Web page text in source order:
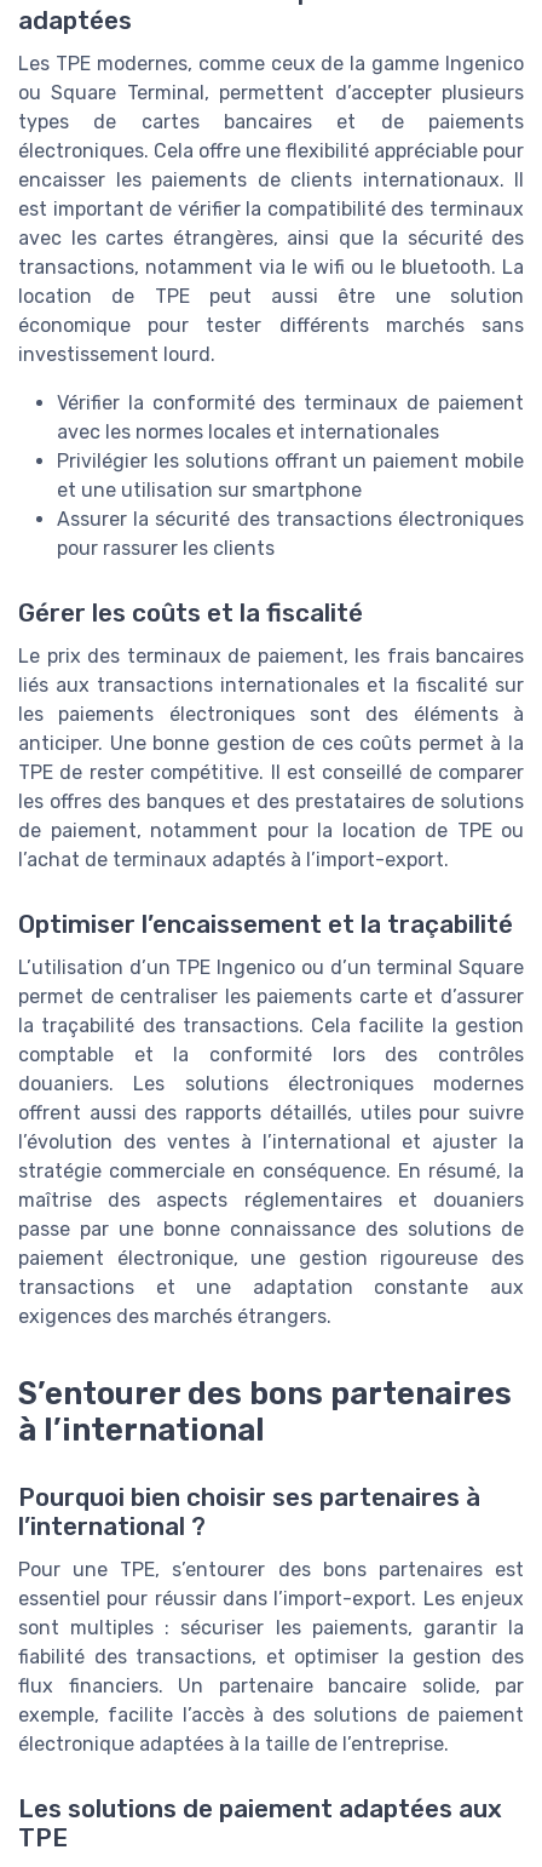
adaptées
Les TPE modernes, comme ceux de la gamme Ingenico
ou Square Terminal, permettent d’accepter plusieurs
types de cartes bancaires et de paiements
électroniques. Cela offre une flexibilité appréciable pour
encaisser les paiements de clients internationaux. Il
est important de vérifier la compatibilité des terminaux
avec les cartes étrangères, ainsi que la sécurité des
transactions, notamment via le wifi ou le bluetooth. La
location de TPE peut aussi être une solution
économique pour tester différents marchés sans
investissement lourd.
Vérifier la conformité des terminaux de paiement
avec les normes locales et internationales
Privilégier les solutions offrant un paiement mobile
et une utilisation sur smartphone
Assurer la sécurité des transactions électroniques
pour rassurer les clients
Gérer les coûts et la fiscalité
Le prix des terminaux de paiement, les frais bancaires
liés aux transactions internationales et la fiscalité sur
les paiements électroniques sont des éléments à
anticiper. Une bonne gestion de ces coûts permet à la
TPE de rester compétitive. Il est conseillé de comparer
les offres des banques et des prestataires de solutions
de paiement, notamment pour la location de TPE ou
l’achat de terminaux adaptés à l’import-export.
Optimiser l’encaissement et la traçabilité
L’utilisation d’un TPE Ingenico ou d’un terminal Square
permet de centraliser les paiements carte et d’assurer
la traçabilité des transactions. Cela facilite la gestion
comptable et la conformité lors des contrôles
douaniers. Les solutions électroniques modernes
offrent aussi des rapports détaillés, utiles pour suivre
l’évolution des ventes à l’international et ajuster la
stratégie commerciale en conséquence. En résumé, la
maîtrise des aspects réglementaires et douaniers
passe par une bonne connaissance des solutions de
paiement électronique, une gestion rigoureuse des
transactions et une adaptation constante aux
exigences des marchés étrangers.
S’entourer des bons partenaires
à l’international
Pourquoi bien choisir ses partenaires à
l’international ?
Pour une TPE, s’entourer des bons partenaires est
essentiel pour réussir dans l’import-export. Les enjeux
sont multiples : sécuriser les paiements, garantir la
fiabilité des transactions, et optimiser la gestion des
flux financiers. Un partenaire bancaire solide, par
exemple, facilite l’accès à des solutions de paiement
électronique adaptées à la taille de l’entreprise.
Les solutions de paiement adaptées aux
TPE